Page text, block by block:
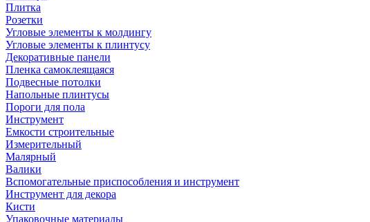
Плитка
Розетки
Угловые элементы к молдингу
Угловые элементы к плинтусу
Декоративные панели
Пленка самоклеящаяся
Подвесные потолки
Напольные плинтусы
Пороги для пола
Инструмент
Емкости строительные
Измерительный
Малярный
Валики
Вспомогательные приспособления и инструмент
Инструмент для декора
Кисти
Упаковочные материалы